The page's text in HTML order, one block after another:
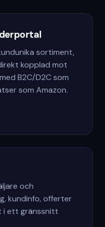
sortiment,
kopplad mot
B2C/D2C som
som Amazon.
och
kundinfo, offerter
i ett gränssnitt